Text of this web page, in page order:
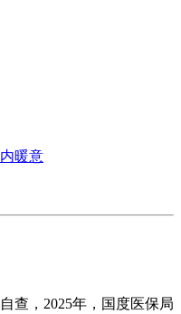
暖意
，2025年，国度医保局